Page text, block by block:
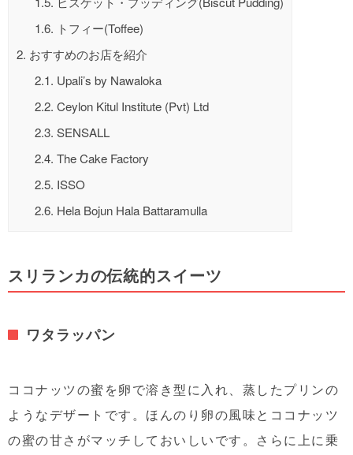
1.6. トフィー(Toffee)
2. おすすめのお店を紹介
2.1. Upali’s by Nawaloka
2.2. Ceylon Kitul Institute (Pvt) Ltd
2.3. SENSALL
2.4. The Cake Factory
2.5. ISSO
2.6. Hela Bojun Hala Battaramulla
スリランカの伝統的スイーツ
ワタラッパン
ココナッツの蜜を卵で溶き型に入れ、蒸したプリンの
ようなデザートです。ほんのり卵の風味とココナッツ
の蜜の甘さがマッチしておいしいです。さらに上に乗